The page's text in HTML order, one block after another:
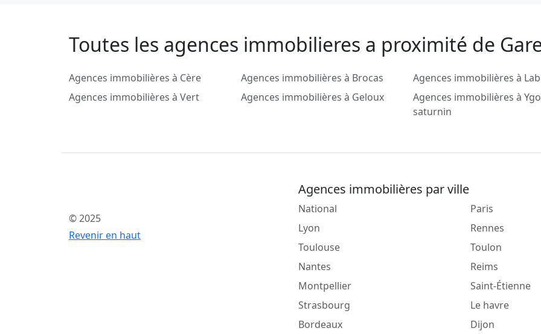
Toutes les agences immobilieres a proximité de
Agences immobilières à Cère Agences immobilières à Brocas
Agences immobilières à
Agences immobilières à Vert
Agences immobilières à Geloux
Agences immobilières à
saturnin
© 2025
Revenir en haut
Agences immobilières par ville
National
Lyon
Toulouse
Nantes
Montpellier
Strasbourg
Bordeaux
Paris
Rennes
Toulon
Reims
Saint-Étienne
Le havre
Dijon